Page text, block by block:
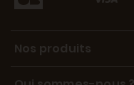
Nos produits